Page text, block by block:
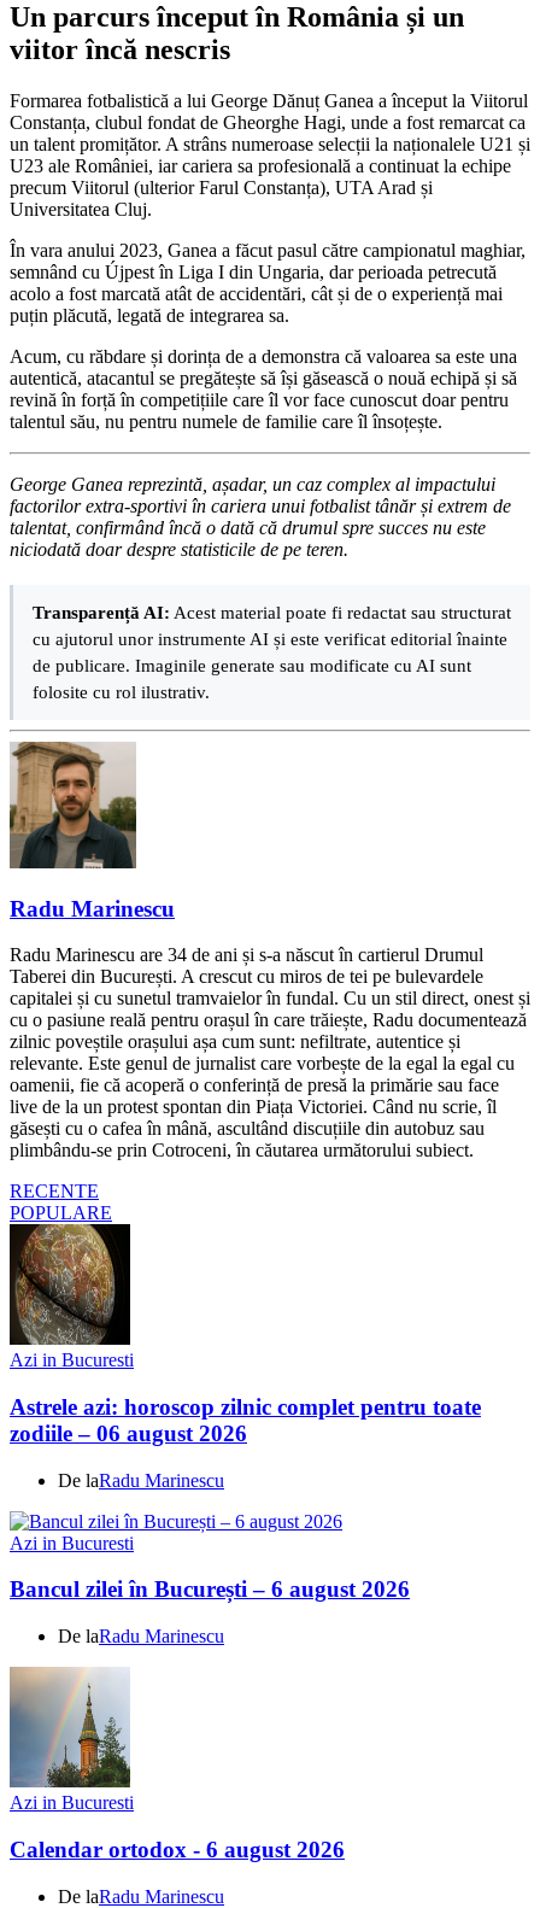
Un parcurs început în România și un
viitor încă nescris
Formarea fotbalistică a lui George Dănuț Ganea a început la Viitorul
Constanța, clubul fondat de Gheorghe Hagi, unde a fost remarcat ca
un talent promițător. A strâns numeroase selecții la naționalele U21 și
U23 ale României, iar cariera sa profesională a continuat la echipe
precum Viitorul (ulterior Farul Constanța), UTA Arad și
Universitatea Cluj.
În vara anului 2023, Ganea a făcut pasul către campionatul maghiar,
semnând cu Újpest în Liga I din Ungaria, dar perioada petrecută
acolo a fost marcată atât de accidentări, cât și de o experiență mai
puțin plăcută, legată de integrarea sa.
Acum, cu răbdare și dorința de a demonstra că valoarea sa este una
autentică, atacantul se pregătește să își găsească o nouă echipă și să
revină în forță în competițiile care îl vor face cunoscut doar pentru
talentul său, nu pentru numele de familie care îl însoțește.
George Ganea reprezintă, așadar, un caz complex al impactului
factorilor extra-sportivi în cariera unui fotbalist tânăr și extrem de
talentat, confirmând încă o dată că drumul spre succes nu este
niciodată doar despre statisticile de pe teren.
Transparență AI: Acest material poate fi redactat sau structurat
cu ajutorul unor instrumente AI și este verificat editorial înainte
de publicare. Imaginile generate sau modificate cu AI sunt
folosite cu rol ilustrativ.
Radu Marinescu
Radu Marinescu are 34 de ani și s-a născut în cartierul Drumul
Taberei din București. A crescut cu miros de tei pe bulevardele
capitalei și cu sunetul tramvaielor în fundal. Cu un stil direct, onest și
cu o pasiune reală pentru orașul în care trăiește, Radu documentează
zilnic poveștile orașului așa cum sunt: nefiltrate, autentice și
relevante. Este genul de jurnalist care vorbește de la egal la egal cu
oamenii, fie că acoperă o conferință de presă la primărie sau face
live de la un protest spontan din Piața Victoriei. Când nu scrie, îl
găsești cu o cafea în mână, ascultând discuțiile din autobuz sau
plimbându-se prin Cotroceni, în căutarea următorului subiect.
RECENTE
POPULARE
Azi in Bucuresti
Astrele azi: horoscop zilnic complet pentru toate
zodiile – 06 august 2026
De laRadu Marinescu
Azi in Bucuresti
Bancul zilei în București – 6 august 2026
De laRadu Marinescu
Azi in Bucuresti
Calendar ortodox - 6 august 2026
De laRadu Marinescu